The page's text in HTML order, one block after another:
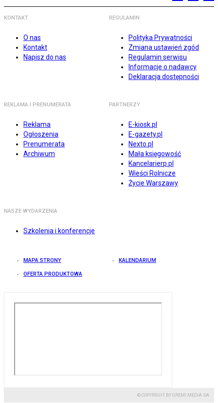
KONTAKT
O nas
Kontakt
Napisz do nas
REGULAMIN
Polityka Prywatności
Zmiana ustawień zgód
Regulamin serwisu
Informacje o nadawcy
Deklaracja dostępności
REKLAMA I PRENUMERATA
Reklama
Ogłoszenia
Prenumerata
Archiwum
PARTNERZY
E-kiosk.pl
E-gazety.pl
Nexto.pl
Mała księgowość
Kancelarierp.pl
Wieści Rolnicze
Życie Warszawy
NASZE WYDARZENIA
Szkolenia i konferencje
MAPA STRONY KALENDARIUM
OFERTA PRODUKTOWA
© COPYRIGHT BY GREMI MEDIA SA